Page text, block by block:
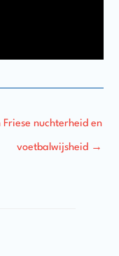
nuchterheid en
voetbalwijsheid →